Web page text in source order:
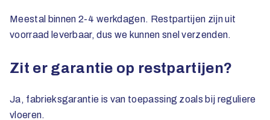
Meestal binnen 2-4 werkdagen. Restpartijen zijn uit
voorraad leverbaar, dus we kunnen snel verzenden.
Zit er garantie op restpartijen?
Ja, fabrieksgarantie is van toepassing zoals bij reguliere
vloeren.